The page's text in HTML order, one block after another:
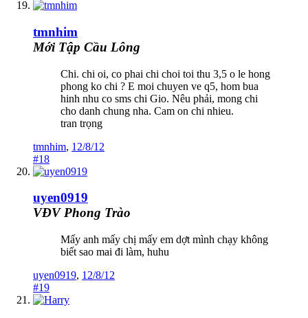
tmnhim
Mới Tập Cầu Lông
Chi. chi oi, co phai chi choi toi thu 3,5 o le hong
phong ko chi ? E moi chuyen ve q5, hom bua
hinh nhu co sms chi Gio. Nêu phải, mong chi
cho danh chung nha. Cam on chi nhieu.
tran trọng
tmnhim, 12/8/12
#18
uyen0919
VĐV Phong Trào
Mấy anh mấy chị mấy em dợt mình chạy không
biết sao mai đi làm, huhu
uyen0919, 12/8/12
#19